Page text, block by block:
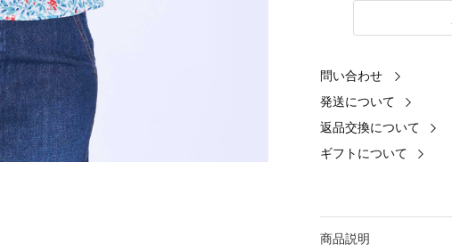
問い合わせ
発送について
返品交換について
ギフトについて
商品説明